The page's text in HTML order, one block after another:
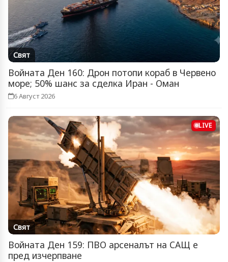
Свят
Войната Ден 160: Дрон потопи кораб в Червено
море; 50% шанс за сделка Иран - Оман
6 Август 2026
LIVE
Свят
Войната Ден 159: ПВО арсеналът на САЩ е
пред изчерпване